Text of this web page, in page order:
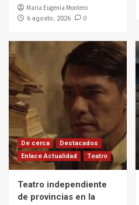
Maria Eugenia Montero
6 agosto, 2026 0
De cerca
Destacados
Enlace Actualidad
Teatro
Teatro independiente
de provincias en la